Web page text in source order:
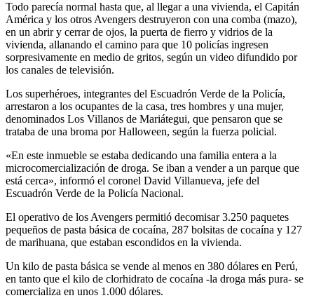
Todo parecía normal hasta que, al llegar a una vivienda, el Capitán
América y los otros Avengers destruyeron con una comba (mazo),
en un abrir y cerrar de ojos, la puerta de fierro y vidrios de la
vivienda, allanando el camino para que 10 policías ingresen
sorpresivamente en medio de gritos, según un video difundido por
los canales de televisión.
Los superhéroes, integrantes del Escuadrón Verde de la Policía,
arrestaron a los ocupantes de la casa, tres hombres y una mujer,
denominados Los Villanos de Mariátegui, que pensaron que se
trataba de una broma por Halloween, según la fuerza policial.
«En este inmueble se estaba dedicando una familia entera a la
microcomercialización de droga. Se iban a vender a un parque que
está cerca», informó el coronel David Villanueva, jefe del
Escuadrón Verde de la Policía Nacional.
El operativo de los Avengers permitió decomisar 3.250 paquetes
pequeños de pasta básica de cocaína, 287 bolsitas de cocaína y 127
de marihuana, que estaban escondidos en la vivienda.
Un kilo de pasta básica se vende al menos en 380 dólares en Perú,
en tanto que el kilo de clorhidrato de cocaína -la droga más pura- se
comercializa en unos 1.000 dólares.